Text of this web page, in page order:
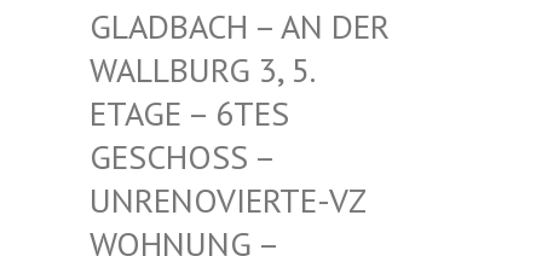
CH – AN DER WALLBU
RG 3, 5. ETAGE
– 6TES GESCHO
SS – UNRENO
VIERTE-VZ WOHNUN
G – WESTLI